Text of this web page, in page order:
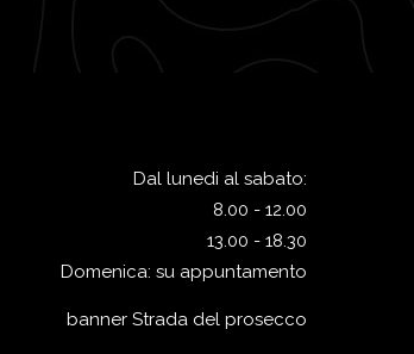
Dal lunedi al sabato:
8.00 - 12.00
13.00 - 18.30
Domenica: su appuntamento